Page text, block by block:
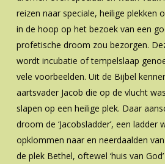
reizen naar speciale, heilige plekken
in de hoop op het bezoek van een
profetische droom zou bezorgen.
wordt incubatie of tempelslaap
vele voorbeelden. Uit de Bijbel
aartsvader Jacob die op de vlucht
slapen op een heilige plek. Daar
droom de ‘Jacobsladder’, een ladder
opklommen naar en neerdaalden
de plek Bethel, oftewel ‘huis van